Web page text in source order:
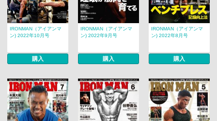
IRONMAN（アイアンマ
ン) 2022年10月号
購入
IRONMAN（アイアンマ
ン) 2022年9月号
購入
IRONMAN（アイアンマ
ン) 2022年8月号
購入